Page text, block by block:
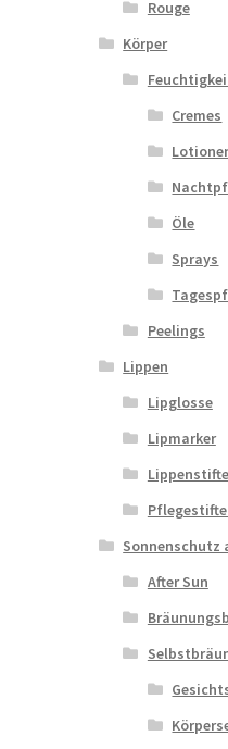
Rouge
Körper
Cremes
Öle
Sprays
Peelings
Lippen
Lipglosse
Lipmarker
Lippenstifte
Sonnenschutz
After Sun